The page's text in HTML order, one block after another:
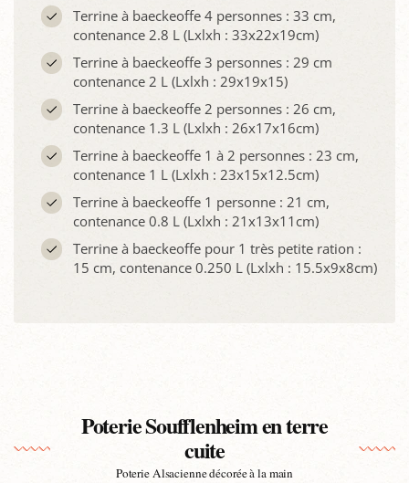
Terrine à baeckeoffe 4 personnes : 33 cm,
contenance 2.8 L (Lxlxh : 33x22x19cm)
Terrine à baeckeoffe 3 personnes : 29 cm
contenance 2 L (Lxlxh : 29x19x15)
Terrine à baeckeoffe 2 personnes : 26 cm,
contenance 1.3 L (Lxlxh : 26x17x16cm)
Terrine à baeckeoffe 1 à 2 personnes : 23 cm,
contenance 1 L (Lxlxh : 23x15x12.5cm)
Terrine à baeckeoffe 1 personne : 21 cm,
contenance 0.8 L (Lxlxh : 21x13x11cm)
Terrine à baeckeoffe pour 1 très petite ration :
15 cm, contenance 0.250 L (Lxlxh : 15.5x9x8cm)
Poterie Soufflenheim en terre
cuite
Poterie Alsacienne décorée à la main